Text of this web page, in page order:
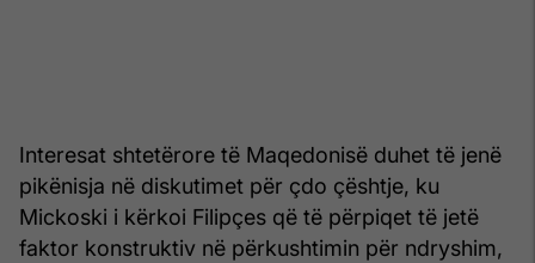
Interesat shtetërore të Maqedonisë duhet të jenë
pikënisja në diskutimet për çdo çështje, ku
Mickoski i kërkoi Filipçes që të përpiqet të jetë
faktor konstruktiv në përkushtimin për ndryshim,